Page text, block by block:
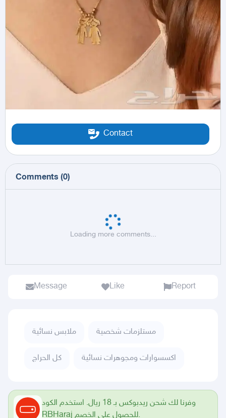
Contact
Comments (0)
Loading more comments...
Message Like Report
ملابس نسائية مستلزمات شخصية
كل الحراج اكسسوارات ومجوهرات نسائية
وفرنا لك شحن ريدبوكس بـ 18 ريال. استخدم الكود
RBHaraj للحصول على الخصم.